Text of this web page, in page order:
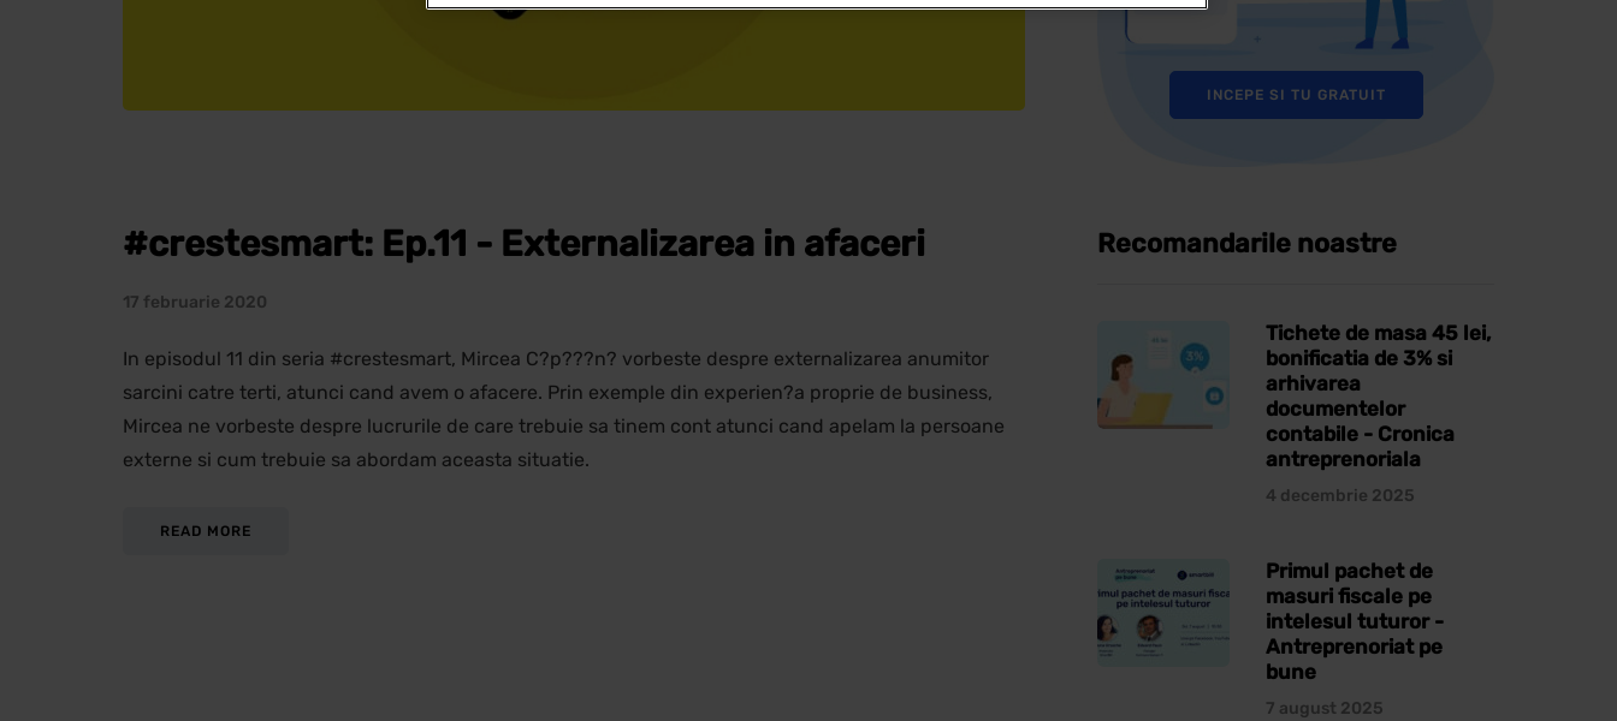
#crestesmart: Ep.11 - Externalizarea in afaceri
17 februarie 2020
In episodul 11 din seria #crestesmart, Mircea C?p???n? vorbeste despre externalizarea anumitor
sarcini catre terti, atunci cand avem o afacere. Prin exemple din experien?a proprie de business,
Mircea ne vorbeste despre lucrurile de care trebuie sa tinem cont atunci cand apelam la persoane
externe si cum trebuie sa abordam aceasta situatie.
READ MORE
INCEPE SI TU GRATUIT
Recomandarile noastre
Tichete de masa 45 lei,
bonificatia de 3% si
arhivarea
documentelor
contabile - Cronica
antreprenoriala
4 decembrie 2025
Primul pachet de
masuri fiscale pe
intelesul tuturor -
Antreprenoriat pe
bune
7 august 2025